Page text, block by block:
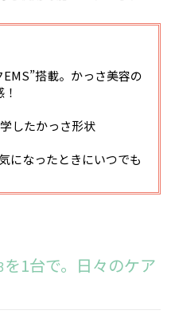
搭載。かっさ美容の
したかっさ形状
になったときにいつでも
を1台で。日々のケア